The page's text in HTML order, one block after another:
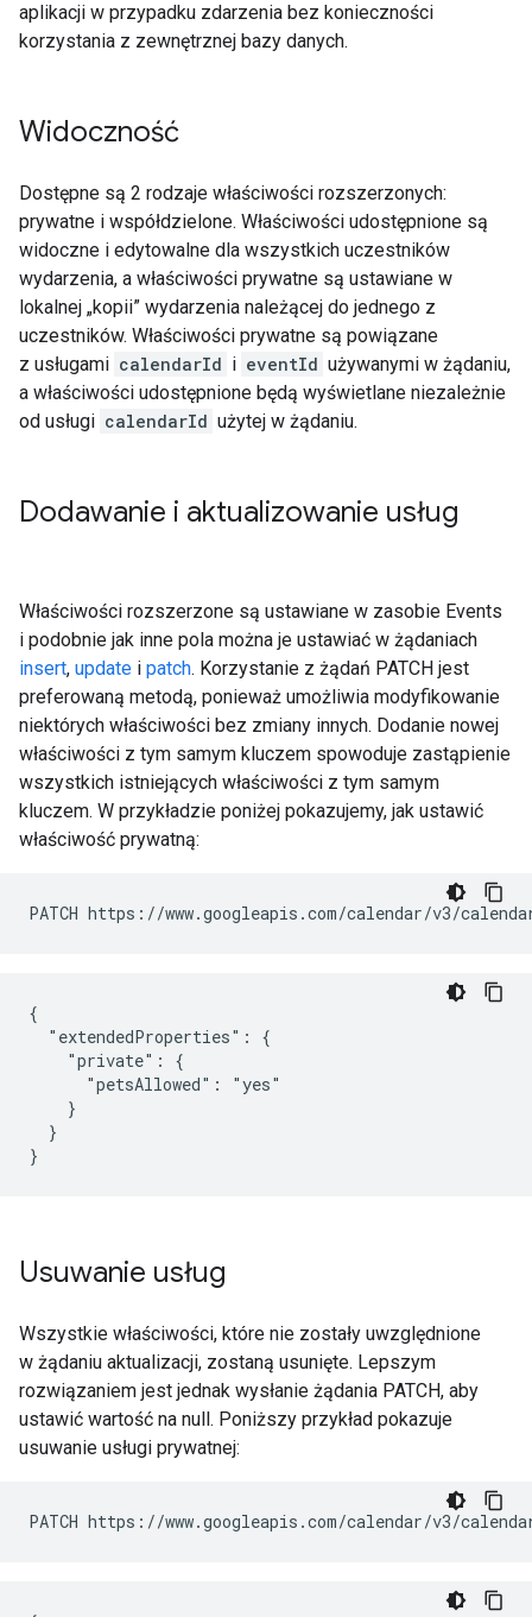
aplikacji w przypadku zdarzenia bez konieczności
korzystania z zewnętrznej bazy danych.
Widoczność
Dostępne są 2 rodzaje właściwości rozszerzonych:
prywatne i współdzielone. Właściwości udostępnione są
widoczne i edytowalne dla wszystkich uczestników
wydarzenia, a właściwości prywatne są ustawiane w
lokalnej „kopii” wydarzenia należącej do jednego z
uczestników. Właściwości prywatne są powiązane
z usługami calendarId i eventId używanymi w żądaniu,
a właściwości udostępnione będą wyświetlane niezależnie
od usługi calendarId użytej w żądaniu.
Dodawanie i aktualizowanie usług
Właściwości rozszerzone są ustawiane w zasobie Events
i podobnie jak inne pola można je ustawiać w żądaniach
insert, update i patch. Korzystanie z żądań PATCH jest
preferowaną metodą, ponieważ umożliwia modyfikowanie
niektórych właściwości bez zmiany innych. Dodanie nowej
właściwości z tym samym kluczem spowoduje zastąpienie
wszystkich istniejących właściwości z tym samym
kluczem. W przykładzie poniżej pokazujemy, jak ustawić
właściwość prywatną:
PATCH https://www.googleapis.com/calendar/v3/
{
  "extendedProperties": {
    "private": {
      "petsAllowed": "yes"
    }
  }
Usuwanie usług
Wszystkie właściwości, które nie zostały uwzględnione
w żądaniu aktualizacji, zostaną usunięte. Lepszym
rozwiązaniem jest jednak wysłanie żądania PATCH, aby
ustawić wartość na null. Poniższy przykład pokazuje
usuwanie usługi prywatnej:
PATCH https://www.googleapis.com/calendar/v3/